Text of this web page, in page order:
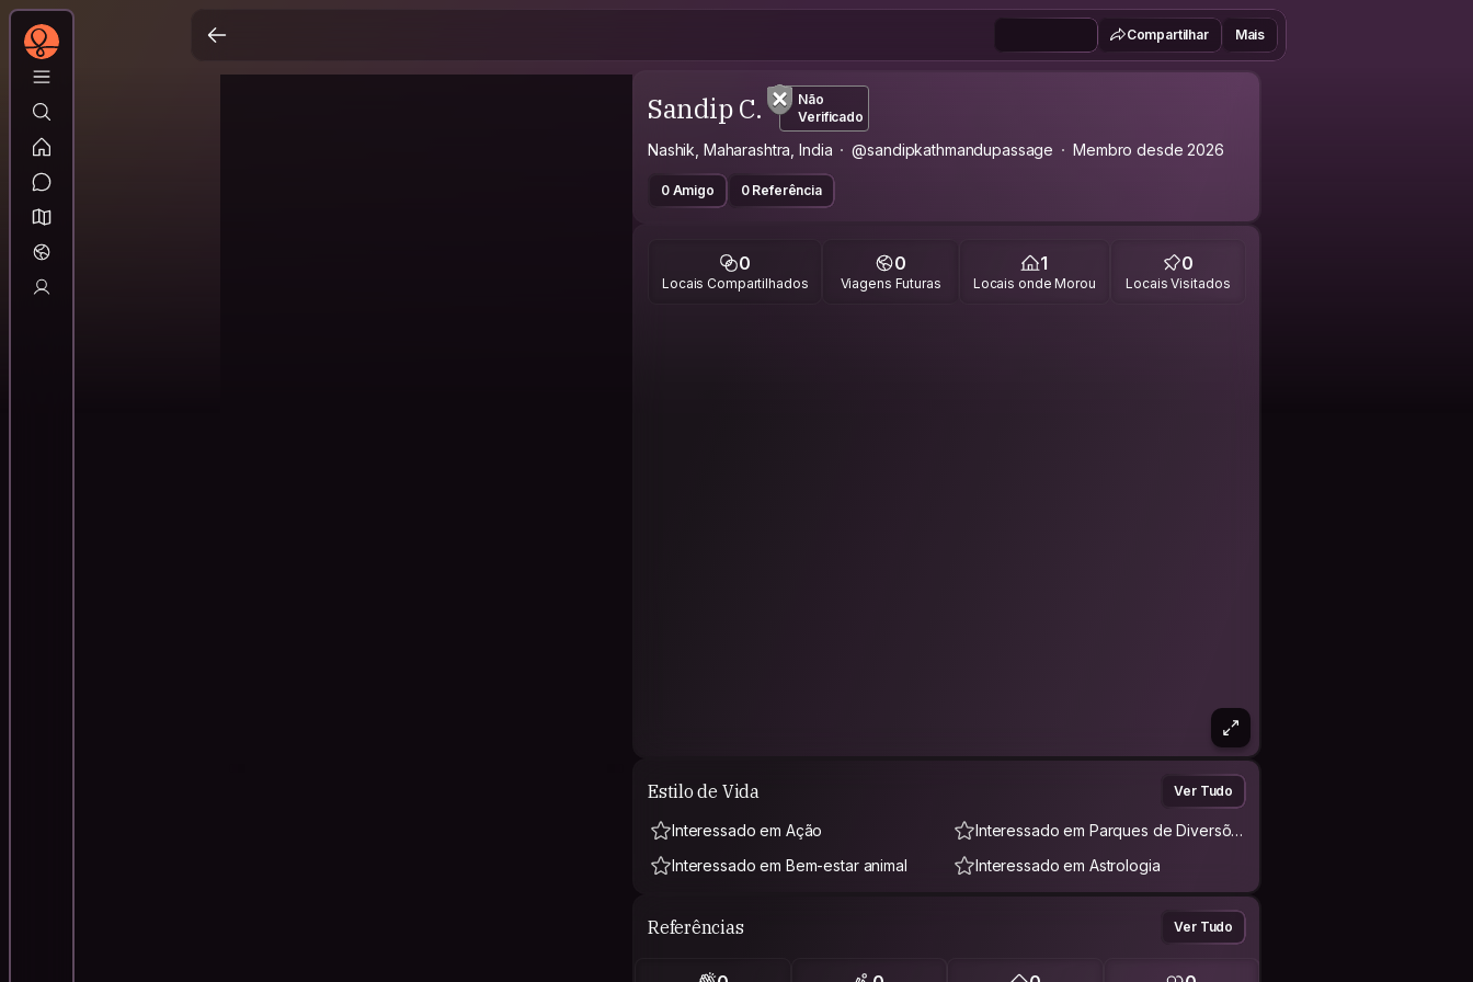
Compartilhar Mais
Sandip C.
Não
Verificado
Nashik, Maharashtra, India @sandipkathmandupassage Membro desde 2026
0 Amigo 0 Referência
0
Locais Compartilhados
0
Viagens Futuras
1
Locais onde Morou
0
Locais Visitados
Estilo de Vida Ver Tudo
Interessado em Ação
Interessado em Parques de Diversõe
Interessado em Bem-estar animal
Interessado em Astrologia
Referências Ver Tudo